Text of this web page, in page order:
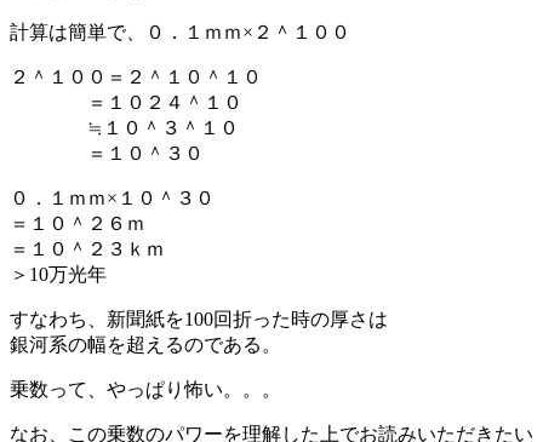
計算は簡単で、０．１ｍｍ×２＾１００
２＾１００＝２＾１０＾１０
＝１０２４＾１０
≒１０＾３＾１０
＝１０＾３０
０．１ｍｍ×１０＾３０
＝１０＾２６ｍ
＝１０＾２３ｋｍ
＞10万光年
すなわち、新聞紙を100回折った時の厚さは
銀河系の幅を超えるのである。
乗数って、やっぱり怖い。。。
なお、この乗数のパワーを理解した上でお読みいただきたい